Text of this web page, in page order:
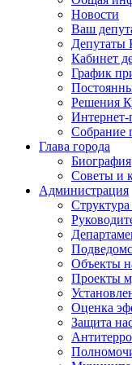
Новости
Ваш
Депутаты
Кабинет
График
Решения
Собрание
Глава города
Биография
Советы и
Администрация
Объекты
Проекты
Оценка
Защита